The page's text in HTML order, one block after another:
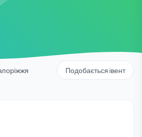
Подобається івент